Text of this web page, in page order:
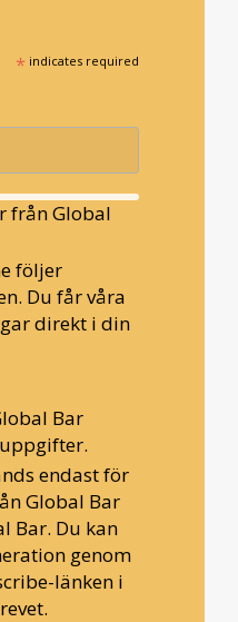
* indicates required
från Global
följer
Du får våra
direkt i din
Bar
endast för
Global Bar
Bar. Du kan
genom
länken i